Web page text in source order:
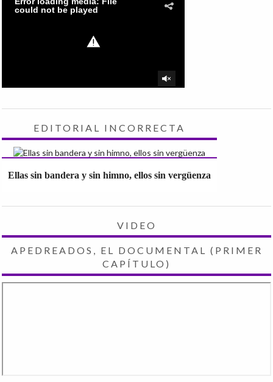
EDITORIAL INCORRECTA
Ellas sin bandera y sin himno, ellos sin vergüenza
VIDEO
APEDREADOS, EL DOCUMENTAL (PRIMER
CAPÍTULO)